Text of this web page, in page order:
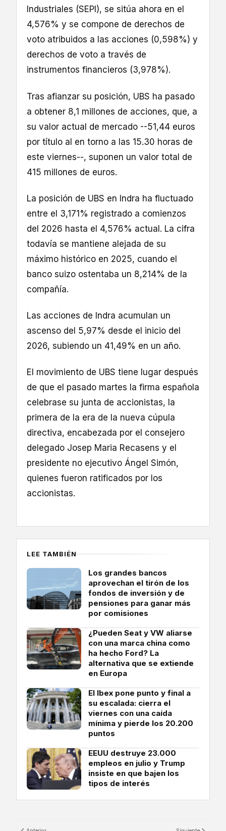
Industriales (SEPI), se sitúa ahora en el
4,576% y se compone de derechos de
voto atribuidos a las acciones (0,598%) y
derechos de voto a través de
instrumentos financieros (3,978%).
Tras afianzar su posición, UBS ha pasado
a obtener 8,1 millones de acciones, que, a
su valor actual de mercado --51,44 euros
por título al en torno a las 15.30 horas de
este viernes--, suponen un valor total de
415 millones de euros.
La posición de UBS en Indra ha fluctuado
entre el 3,171% registrado a comienzos
del 2026 hasta el 4,576% actual. La cifra
todavía se mantiene alejada de su
máximo histórico en 2025, cuando el
banco suizo ostentaba un 8,214% de la
compañía.
Las acciones de Indra acumulan un
ascenso del 5,97% desde el inicio del
2026, subiendo un 41,49% en un año.
El movimiento de UBS tiene lugar después
de que el pasado martes la firma española
celebrase su junta de accionistas, la
primera de la era de la nueva cúpula
directiva, encabezada por el consejero
delegado Josep Maria Recasens y el
presidente no ejecutivo Ángel Simón,
quienes fueron ratificados por los
accionistas.
LEE TAMBIÉN
Los grandes bancos
aprovechan el tirón de los
fondos de inversión y de
pensiones para ganar más
por comisiones
¿Pueden Seat y VW aliarse
con una marca china como
ha hecho Ford? La
alternativa que se extiende
en Europa
El Ibex pone punto y final a
su escalada: cierra el
viernes con una caída
mínima y pierde los 20.200
puntos
EEUU destruye 23.000
empleos en julio y Trump
insiste en que bajen los
tipos de interés